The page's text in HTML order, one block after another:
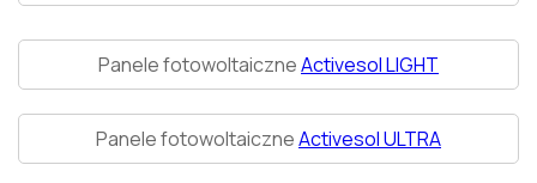
Panele fotowoltaiczneActivesol LIGHT
Panele fotowoltaiczneActivesol ULTRA